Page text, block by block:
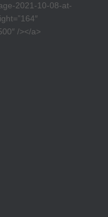
2021-10-08-at-
/></a>